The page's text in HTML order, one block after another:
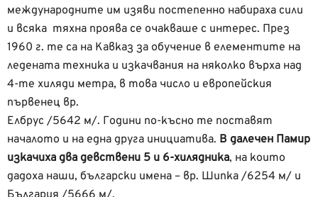
международните им изяви постепенно набираха сили
и всяка тяхна проява се очакваше с интерес. През
1960 г. те са на Кавказ за обучение в елементите на
ледената техника и изкачвания на няколко върха над
4-те хиляди метра, в това число и европейския
първенец вр.
Елбрус /5642 м/. Години по-късно те поставят
началото и на една друга инициатива. В далечен Памир
изкачиха два девствени 5 и 6-хилядника, на които
дадоха наши, български имена – вр. Шипка /6254 м/ и